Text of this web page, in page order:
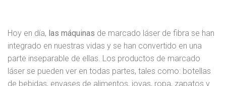
Hoy en día, las máquinas de marcado láser de fibra se han
integrado en nuestras vidas y se han convertido en una
parte inseparable de ellas. Los productos de marcado
láser se pueden ver en todas partes, tales como: botellas
de bebidas, envases de alimentos, joyas, ropa, zapatos y